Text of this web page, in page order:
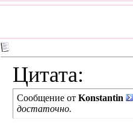
Цитата:
Сообщение от Konstantin
достаточно.